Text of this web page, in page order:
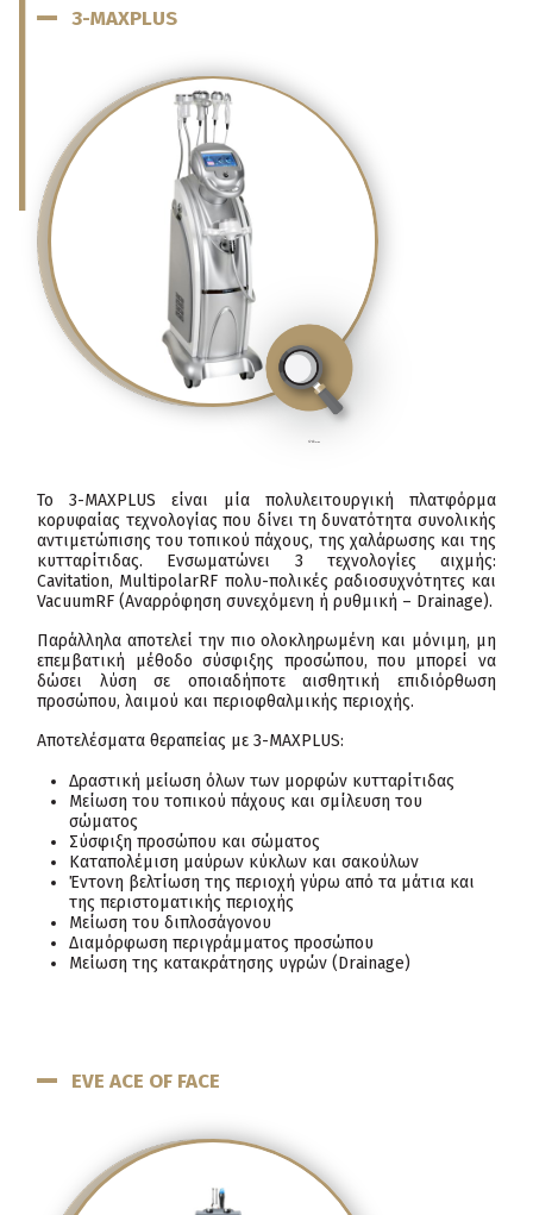
3-ΜΑΧPLUS
Το 3-ΜΑΧPLUS είναι μία πολυλειτουργική πλατφόρμα
κορυφαίας τεχνολογίας που δίνει τη δυνατότητα συνολικής
αντιμετώπισης του τοπικού πάχους, της χαλάρωσης και της
κυτταρίτιδας. Ενσωματώνει 3 τεχνολογίες αιχμής:
Cavitation, MultipolarRF πολυ-πολικές ραδιοσυχνότητες και
VacuumRF (Αναρρόφηση συνεχόμενη ή ρυθμική – Drainage).
Παράλληλα αποτελεί την πιο ολοκληρωμένη και μόνιμη, μη
επεμβατική μέθοδο σύσφιξης προσώπου, που μπορεί να
δώσει λύση σε οποιαδήποτε αισθητική επιδιόρθωση
προσώπου, λαιμού και περιοφθαλμικής περιοχής.
Αποτελέσματα θεραπείας με 3-ΜΑΧPLUS:
Δραστική μείωση όλων των μορφών κυτταρίτιδας
Μείωση του τοπικού πάχους και σμίλευση του
σώματος
Σύσφιξη προσώπου και σώματος
Καταπολέμιση μαύρων κύκλων και σακούλων
Έντονη βελτίωση της περιοχή γύρω από τα μάτια και
της περιστοματικής περιοχής
Μείωση του διπλοσάγονου
Διαμόρφωση περιγράμματος προσώπου
Μείωση της κατακράτησης υγρών (Drainage)
EVE ACE OF FACE